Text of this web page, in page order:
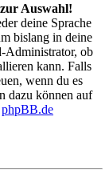
Auswahl!
deine Sprache
bislang in deine
Administrator, ob
kann. Falls
wenn du es
dazu können auf
phpBB.de